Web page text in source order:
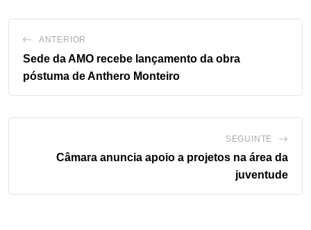
ANTERIOR
Sede da AMO recebe lançamento da obra
póstuma de Anthero Monteiro
SEGUINTE
Câmara anuncia apoio a projetos na área da
juventude